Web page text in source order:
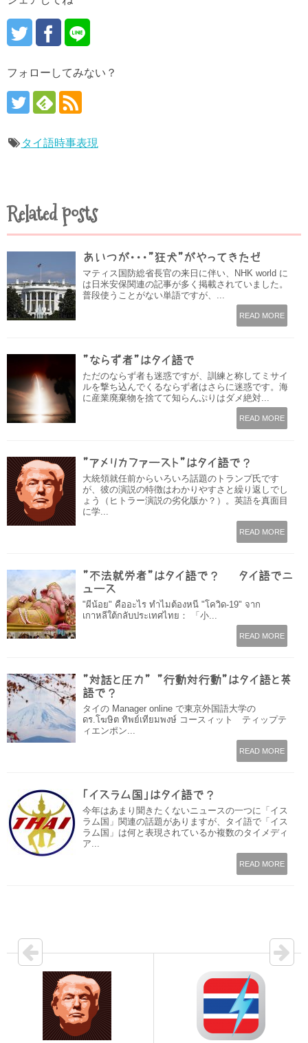
フォローしてみない？
タイ語時事表現
Related posts
あいつが・・・”狂犬”がやってきたゼ
マティス国防総省長官の来日に伴い、NHK world に
は日米安保関連の記事が多く掲載されていました。
普段使うことがない単語ですが、...
READ MORE
”ならず者”はタイ語で
ただのならず者も迷惑ですが、訓練と称してミサイ
ルを撃ち込んでくるならず者はさらに迷惑です。海
に産業廃棄物を捨てて知らんぷりはダメ絶対...
READ MORE
”アメリカファースト”はタイ語で？
大統領就任前からいろいろ話題のトランプ氏です
が、彼の演説の特徴はわかりやすさと繰り返しでし
ょう（ヒトラー演説の劣化版か？）。英語を真面目
に学...
READ MORE
”不法就労者”はタイ語で？ – タイ語でニ
ュース
"ผีน้อย" คืออะไร ทำไมต้องหนี "โควิด-19" จาก
เกาหลีใต้กลับประเทศไทย： 「小...
READ MORE
”対話と圧力” ”行動対行動”はタイ語と英
語で？
タイの Manager online で東京外国語大学の
ดร.โฆษิต ทิพย์เทียมพงษ์ コースィット ティップテ
ィエンポン...
READ MORE
「イスラム国」はタイ語で？
今年はあまり聞きたくないニュースの一つに「イス
ラム国」関連の話題がありますが、タイ語で「イス
ラム国」は何と表現されているか複数のタイメディ
ア...
READ MORE